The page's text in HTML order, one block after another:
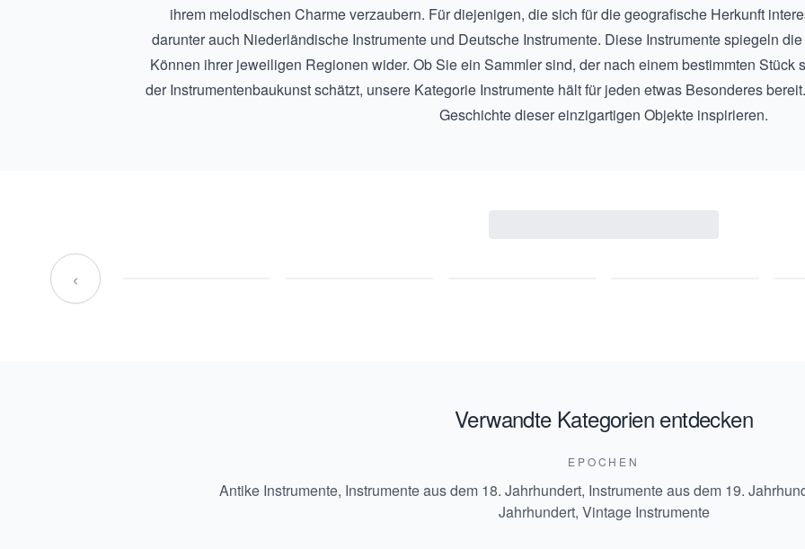
ihrem melodischen Charme verzaubern. Für diejenigen, die sich für die geografische Herkunft
darunter auch Niederländische Instrumenteund Deutsche Instrumente. Diese Instrumente spiegeln
Können ihrer jeweiligen Regionen wider. Ob Sie ein Sammler sind, der nach einem bestimmten Stück
der Instrumentenbaukunst schätzt, unsere Kategorie Instrumente hält für jeden etwas Besonderes
Geschichte dieser einzigartigen Objekte inspirieren.
‹
Verwandte Kategorien entdecken
EPOCHEN
Antike Instrumente, Instrumente aus dem 18. Jahrhundert, Instrumente aus dem 19.
Jahrhundert, Vintage Instrumente